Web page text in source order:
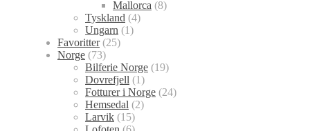
Mallorca (8)
Tyskland (4)
Ungarn (1)
Favoritter(25)
Norge (73)
Bilferie Norge (19)
Dovrefjell (1)
Fotturer i Norge (24)
Hemsedal (2)
Larvik (15)